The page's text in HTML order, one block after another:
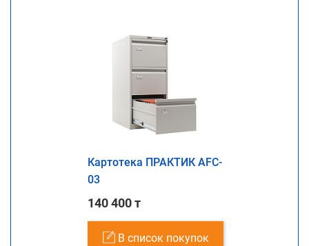
Картотека ПРАКТИК AFC-
03
140 400 т
В список покупок